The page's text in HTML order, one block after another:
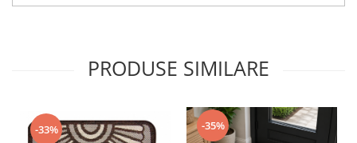
PRODUSE SIMILARE
-33% -35%